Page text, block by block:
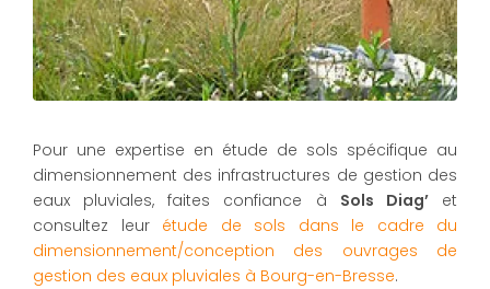
Pour une expertise en étude de sols spécifique au
dimensionnement des infrastructures de gestion des
eaux pluviales, faites confiance à Sols Diag’et
consultez leur étude de sols dans le cadre du
dimensionnement/conception des ouvrages de
gestion des eaux pluviales à Bourg-en-Bresse.